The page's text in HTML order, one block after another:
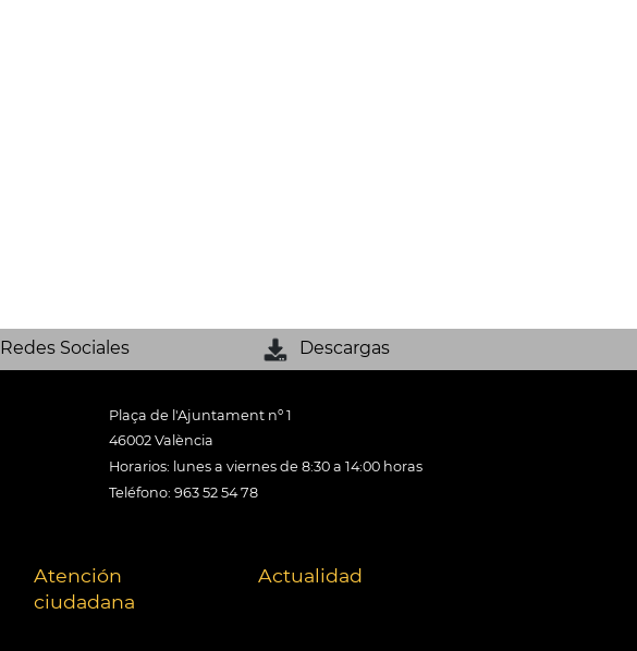
Redes Sociales Descargas
Plaça de l'Ajuntament nº 1
46002 València
Horarios: lunes a viernes de 8:30 a 14:00 horas
Teléfono: 963 52 54 78
Atención
ciudadana
Actualidad